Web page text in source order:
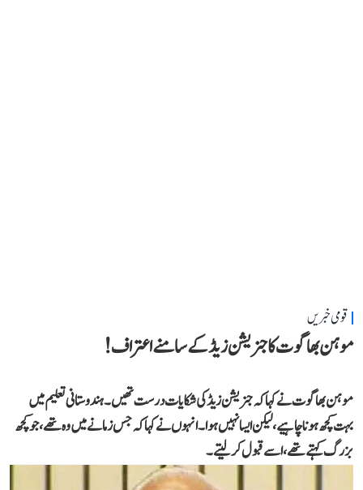
قومی خبریں
موہن بھاگوت کا جنریشن زیڈ کے سامنے اعتراف!
موہن بھاگوت نے کہاکہ جنریشن زیڈ کی شکایات درست تھیں۔ ہندوستانی تعلیم میں
بہت کچھ ہونا چاہیے، لیکن ایسا نہیں ہوا۔انہوں نے کہا کہ جس زمانے میں وہ تھے،جو کچھ
بزرگ کہتے تھے، اسے قبول کر لیتے۔